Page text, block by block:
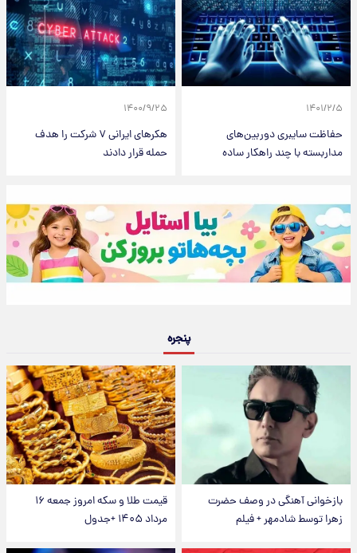
۱۴۰۱/۲/۵
حفاظت سایبری دوربین‌های
مداربسته با چند راهکار ساده
۱۴۰۰/۹/۲۵
هکرهای ایرانی ۷ شرکت را هدف
حمله قرار دادند
پنجره
بازخوانی آهنگی در وصف حضرت
زهرا توسط شادمهر + فیلم
قیمت طلا و سکه امروز جمعه ۱۶
مرداد ۱۴۰۵ +جدول